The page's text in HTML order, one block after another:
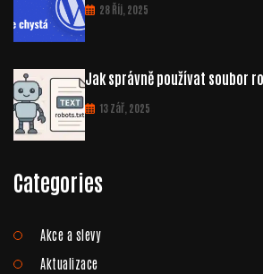
28 Říj, 2025
Jak správně používat soubor
13 Zář, 2025
Categories
Akce a slevy
Aktualizace